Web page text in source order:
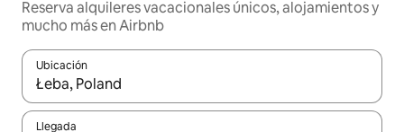
Reserva alquileres vacacionales únicos, alojamientos y
mucho más en Airbnb
Ubicación
Cuando los resultados estén disponibles, navega con las
Llegada